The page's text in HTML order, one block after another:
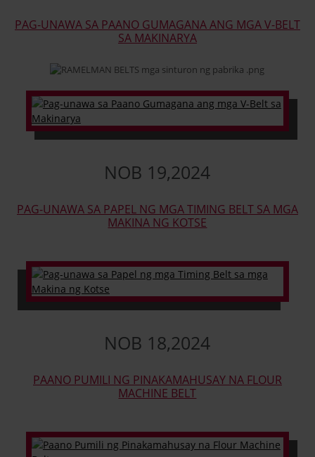
PAG-UNAWA SA PAANO GUMAGANA ANG MGA V-BELT
SA MAKINARYA
NOB 19,2024
PAG-UNAWA SA PAPEL NG MGA TIMING BELT SA MGA
MAKINA NG KOTSE
NOB 18,2024
PAANO PUMILI NG PINAKAMAHUSAY NA FLOUR
MACHINE BELT